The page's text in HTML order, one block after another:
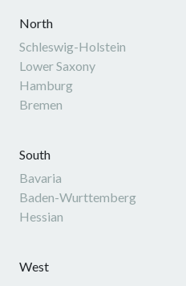
North
Schleswig-Holstein
Lower Saxony
Hamburg
Bremen
South
Bavaria
Baden-Wurttemberg
Hessian
West